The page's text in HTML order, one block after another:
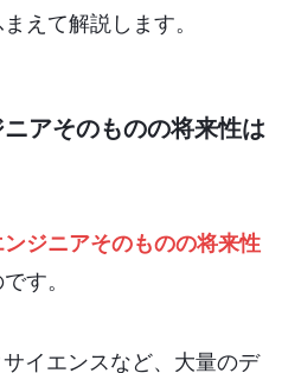
えて解説します。
アそのものの将来性は
ジニアそのものの将来性
す。
イエンスなど、大量のデ